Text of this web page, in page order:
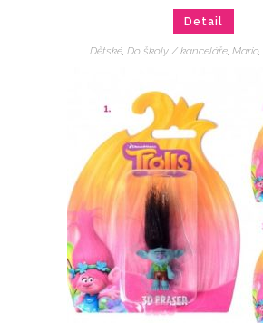
Detail
Dětské Do školy / kanceláře Mario,